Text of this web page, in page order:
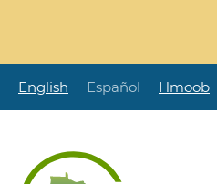
principal
English Español Hmoob